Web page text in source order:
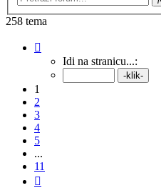
258 tema
11 Idi na stranicu...:
1
2
3
4
5
...
11